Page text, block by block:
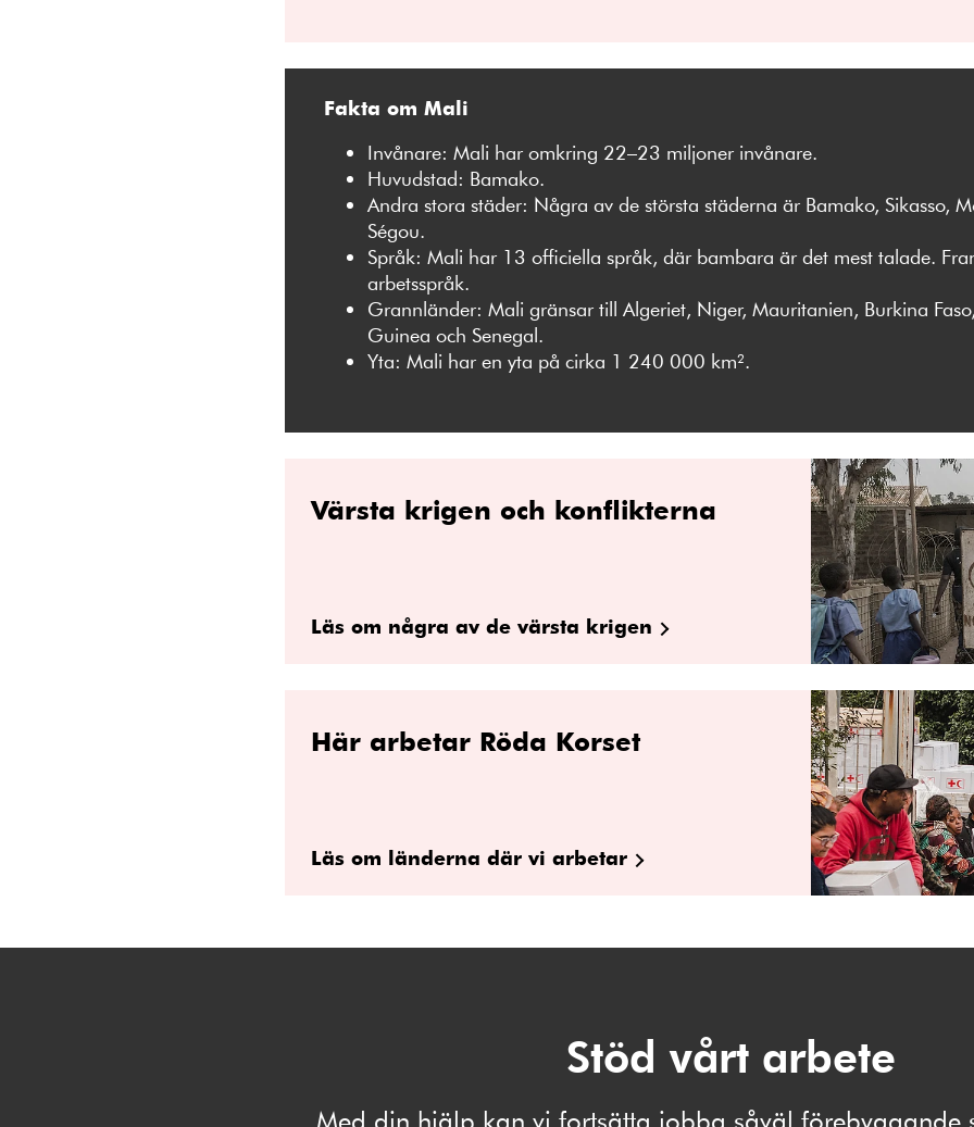
Fakta om Mali
Invånare: Mali har omkring 22–23 miljoner invånare.
Huvudstad: Bamako.
Andra stora städer: Några av de största städerna är Bamako, Sikasso,
Ségou.
Språk: Mali har 13 officiella språk, där bambara är det mest talade.
arbetsspråk.
Grannländer: Mali gränsar till Algeriet, Niger, Mauritanien, Burkina
Guinea och Senegal.
Yta: Mali har en yta på cirka 1 240 000 km².
Värsta krigen och konflikterna
Läs om några av de värsta krigen
Här arbetar Röda Korset
Läs om länderna där vi arbetar
Stöd vårt arbete
Med din hjälp kan vi fortsätta jobba såväl förebyggande